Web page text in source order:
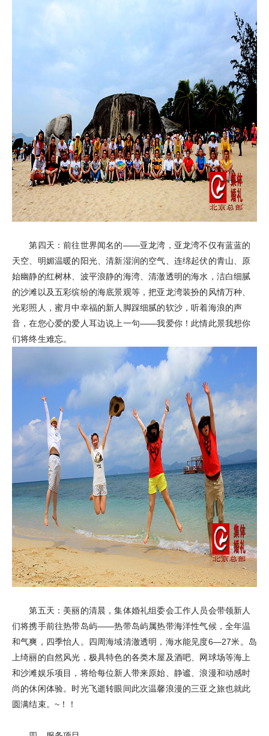
第四天：前往世界闻名的——亚龙湾，亚龙湾不仅有蓝蓝的
天空、明媚温暖的阳光、清新湿润的空气、连绵起伏的青山、原
始幽静的红树林、波平浪静的海湾、清澈透明的海水，洁白细腻
的沙滩以及五彩缤纷的海底景观等，把亚龙湾装扮的风情万种、
光彩照人，蜜月中幸福的新人脚踩细腻的软沙，听着海浪的声
音，在您心爱的爱人耳边说上一句——我爱你！此情此景我想你
们将终生难忘。
第五天：美丽的清晨，集体婚礼组委会工作人员会带领新人
们将携手前往热带岛屿——热带岛屿属热带海洋性气候，全年温
和气爽，四季怡人。四周海域清澈透明，海水能见度6—27米。岛
上绮丽的自然风光，极具特色的各类木屋及酒吧、网球场等海上
和沙滩娱乐项目，将给每位新人带来原始、静谧、浪漫和动感时
尚的休闲体验。时光飞逝转眼间此次温馨浪漫的三亚之旅也就此
圆满结束。~！！